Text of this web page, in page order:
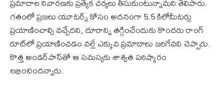
గతంలో ప్రజలు యూటర్న్ కోసం అదనంగా 5.5 కిలోమీటర్లు
ప్రయాణించాల్సి వచ్చేదని, దూరాన్ని తగ్గించేందుకు కొందరు రాంగ్
రూట్‌లో ప్రయాణించడం వల్లే ఎక్కువ ప్రమాదాలు జరిగేవని చెప్పారు.
కొత్త అండర్‌పాస్‌తో ఆ సమస్యకు శాశ్వత పరిష్కారం
లభించిందన్నారు.